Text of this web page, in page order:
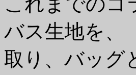
バス生地を、
取り、バッグ